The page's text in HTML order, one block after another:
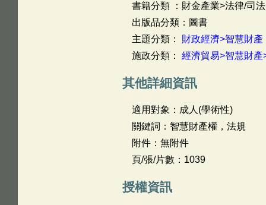
書籍分類 ：財金產業>法律/司法
出版品分類：圖書
主題分類： 財政經濟>智慧財產
施政分類： 經濟貿易>智慧財
其他詳細資訊
適用對象：成人(學術性)
關鍵詞：智慧財產權，法規
附件：無附件
頁/張/片數：1039
授權資訊